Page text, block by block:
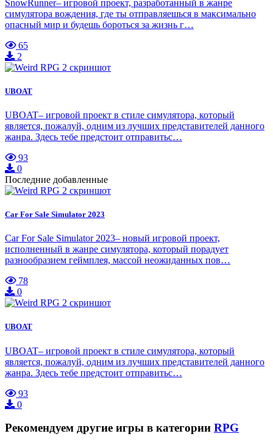
SnowRunner– игровой проект, разработанный в жанре
симулятора вождения, где ты отправляешься в максимально
опасный мир и будешь бороться за жизнь г…
65
2
UBOAT
UBOAT– игровой проект в стиле симулятора, который
является, пожалуй, одним из лучших представителей данного
жанра. Здесь тебе предстоит отправитьс…
93
0
Последние добавленные
Car For Sale Simulator 2023
Car For Sale Simulator 2023– новый игровой проект,
исполненный в жанре симулятора, который порадует
разнообразием геймплея, массой неожиданных пов…
78
0
UBOAT
UBOAT– игровой проект в стиле симулятора, который
является, пожалуй, одним из лучших представителей данного
жанра. Здесь тебе предстоит отправитьс…
93
0
Рекомендуем другие игры в категории RPG